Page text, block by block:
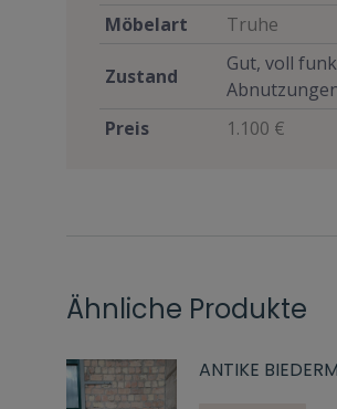
Möbelart
Truhe
Zustand
Gut, voll
Preis
1.100 €
Ähnliche Produkte
ANTIKE